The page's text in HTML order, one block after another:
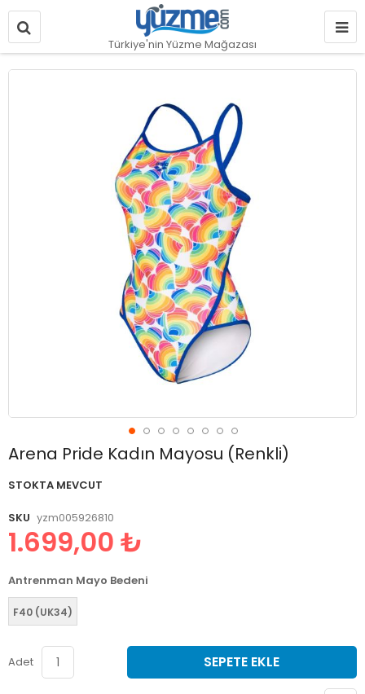
Türkiye'nin Yüzme Mağazası
Arena Pride Kadın Mayosu (Renkli)
STOKTA MEVCUT
SKU yzm005926810
1.699,00 ₺
Antrenman Mayo Bedeni
F40 (UK34)
Adet SEPETE EKLE
Resim
Resim
başlangıcına